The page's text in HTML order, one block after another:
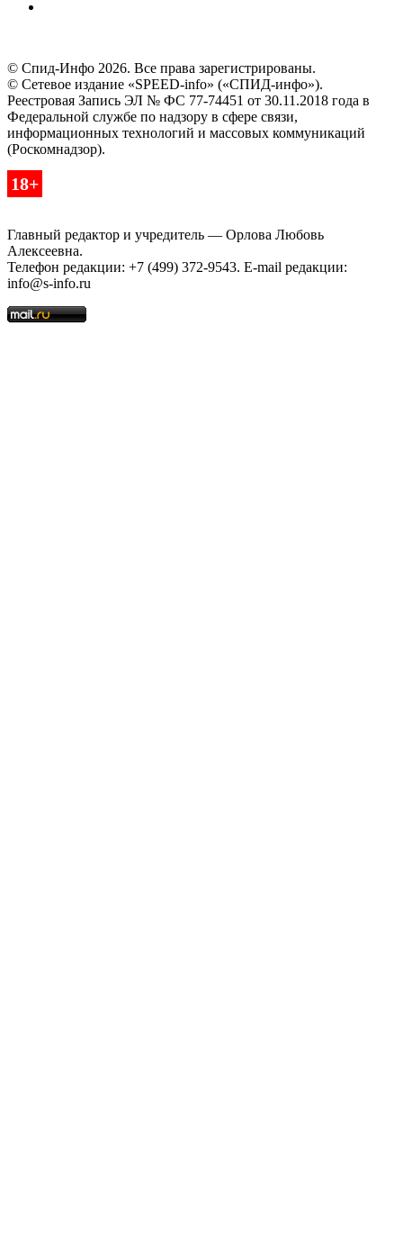
© Спид-Инфо 2026. Все права зарегистрированы.
© Сетевое издание «SPEED-info» («СПИД-инфо»).
Реестровая Запись ЭЛ № ФС 77-74451 от 30.11.2018 года в
Федеральной службе по надзору в сфере связи,
информационных технологий и массовых коммуникаций
(Роскомнадзор).
18+
Главный редактор и учредитель — Орлова Любовь
Алексеевна.
Телефон редакции: +7 (499) 372-9543. E-mail редакции:
info@s-info.ru